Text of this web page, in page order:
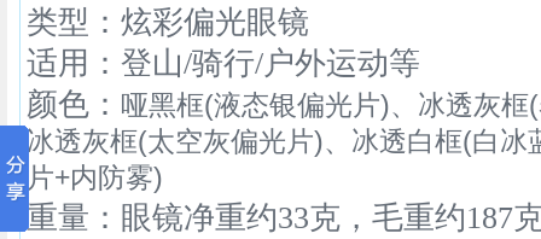
类型：炫彩偏光眼镜
适用：登山/骑行/户外运动等
颜色： 哑黑框(液态银偏光片)、冰透灰框
冰透灰框(太空灰偏光片)、冰透白框(白
片+内防雾)
重量：眼镜净重约33克，毛重约187